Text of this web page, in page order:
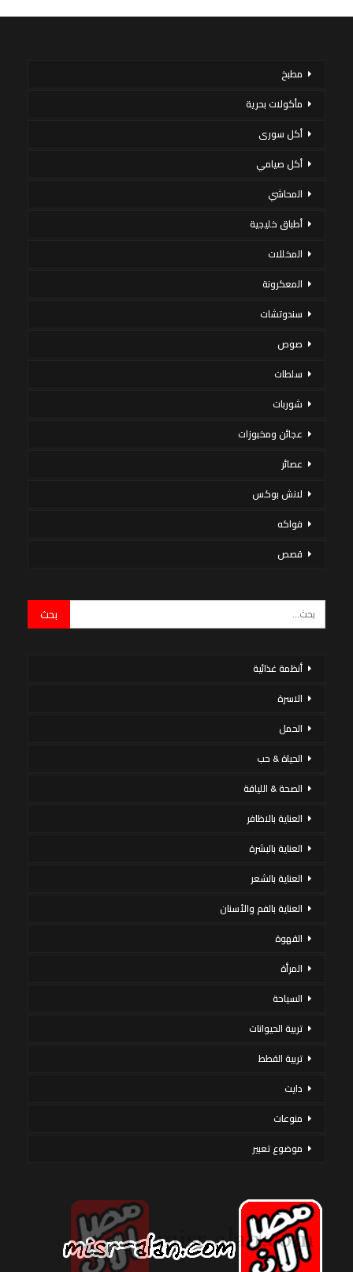
مطبخ
مأكولات بحرية
أكل سورى
أكل صيامي
المحاشي
أطباق خليجية
المخللات
المعكرونة
سندوتشات
صوص
سلطات
شوربات
عجائن ومخبوزات
عصائر
لانش بوكس
فواكه
قصص
أنظمة غذائية
الاسرة
الحمل
الحياة & حب
الصحة & اللياقة
العناية بالاظافر
العناية بالبشرة
العناية بالشعر
العناية بالفم والأسنان
القهوة
المرأة
السياحة
تربية الحيوانات
تربية القطط
دايت
منوعات
موضوع تعبير